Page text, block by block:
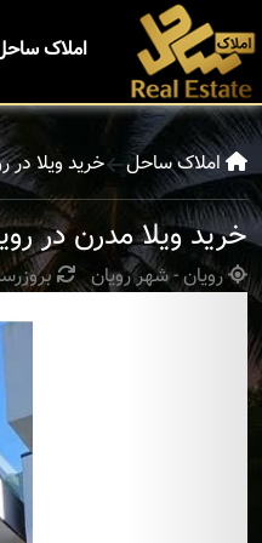
املاک
املاک ساحل خرید ویلا در
خرید ویلا مدرن در
رویان - شهر رویان بروزرسانی :